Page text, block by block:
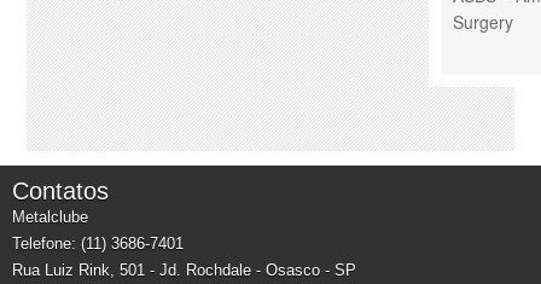
Surgery
Contatos
Metalclube
Telefone: (11) 3686-7401
Rua Luiz Rink, 501 - Jd. Rochdale - Osasco - SP